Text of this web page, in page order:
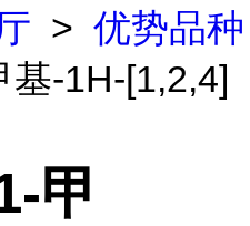
> 优势品种
基-1H-[1,2,4]
甲